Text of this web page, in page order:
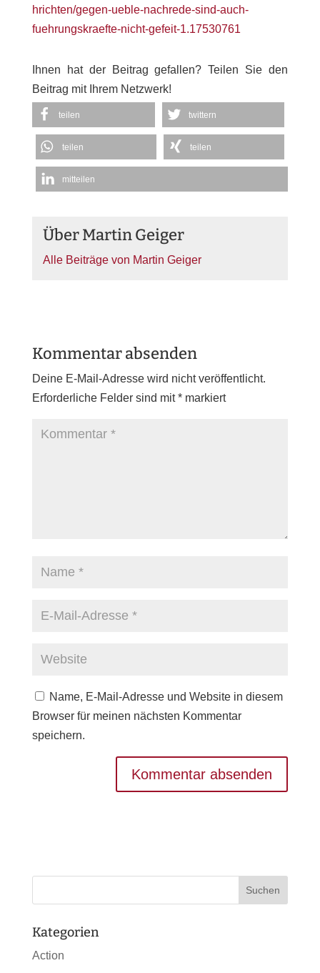
hrichten/gegen-ueble-nachrede-sind-auch-
fuehrungskraefte-nicht-gefeit-1.17530761
Ihnen hat der Beitrag gefallen? Teilen Sie den
Beitrag mit Ihrem Netzwerk!
teilen twittern
teilen teilen
mitteilen
Über Martin Geiger
Alle Beiträge von Martin Geiger
Kommentar absenden
Deine E-Mail-Adresse wird nicht veröffentlicht.
Erforderliche Felder sind mit*markiert
Name, E-Mail-Adresse und Website in diesem
Browser für meinen nächsten Kommentar
speichern.
Kategorien
Action